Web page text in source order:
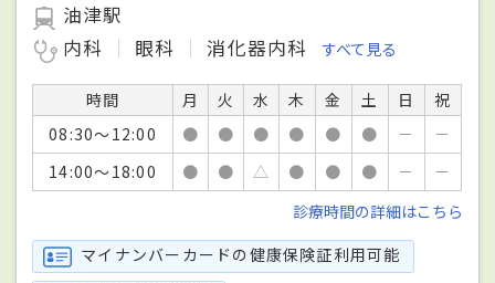
油津駅
内科
眼科 消化器内科 すべて見る
時間 月 火 水 木 金 土 日
祝
08:30～12:00
● ● ● ● ● ● －
－
14:00～18:00
● ● △ ● ● ● －
－
診療時間の詳細はこちら
マイナンバーカードの健康保険証利用可能